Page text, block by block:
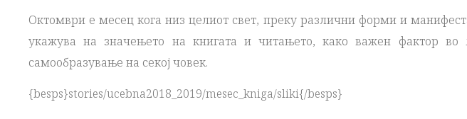
Октомври е месец кога низ целиот свет, преку различни форми и
укажува на значењето на книгата и читањето, како важен фактор во
самообразување на секој човек.
{besps}stories/ucebna2018_2019/mesec_kniga/sliki{/besps}